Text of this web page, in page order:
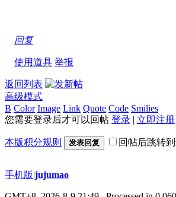
回复
使用道具 举报
返回列表
高级模式
B Color Image Link Quote Code Smilies
您需要登录后才可以回帖 登录 | 立即注册
本版积分规则 发表回复 回帖后跳转
手机版|jujumao